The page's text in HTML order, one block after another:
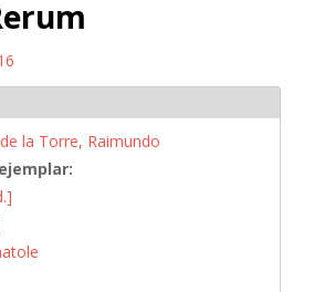
la Torre, Raimundo